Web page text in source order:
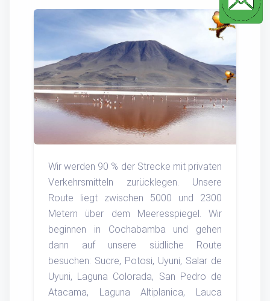
Wir werden 90 % der Strecke mit privaten
Verkehrsmitteln zurücklegen. Unsere
Route liegt zwischen 5000 und 2300
Metern über dem Meeresspiegel. Wir
beginnen in Cochabamba und gehen
dann auf unsere südliche Route
besuchen: Sucre, Potosi, Uyuni, Salar de
Uyuni, Laguna Colorada, San Pedro de
Atacama, Laguna Altiplanica, Lauca